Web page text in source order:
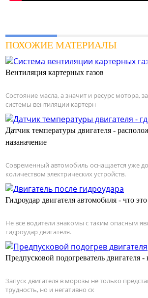
ПОХОЖИЕ МАТЕРИАЛЫ
Вентиляция картерных газов
Состояние масла, а значит и ресурс мотора,
системы вентиляции картерн
Датчик температуры двигателя -
назаначение
Современный автомобиль оснащается уже
количеством электрических устройств.
Гидроудар двигателя автомобиля - что это
Не все водители знакомы с таким опасным
гидроудар двигателя.
Предпусковой подогреватель двигателя
Запуск двигателя в морозы не только
трудность, но и негативно ск